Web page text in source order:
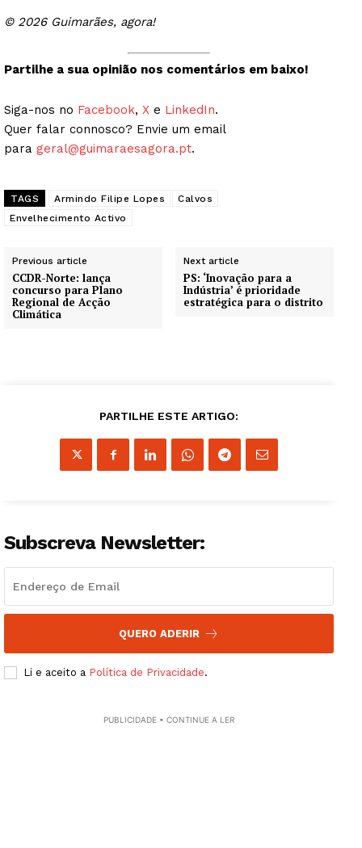
© 2026 Guimarães, agora!
Partilhe a sua opinião nos comentários em baixo!
Siga-nos no Facebook, X e LinkedIn.
Quer falar connosco? Envie um email
para geral@guimaraesagora.pt.
TAGS Armindo Filipe Lopes
Calvos
Envelhecimento Activo
Previous article
CCDR-Norte: lança
concurso para Plano
Regional de Acção
Climática
Next article
PS: ‘Inovação para a
Indústria’ é prioridade
estratégica para o distrito
PARTILHE ESTE ARTIGO:
Subscreva Newsletter:
QUERO ADERIR
Li e aceito a Política de Privacidade.
PUBLICIDADE • CONTINUE A LER